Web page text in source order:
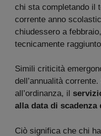
chi sta completando il
corrente anno
chiudessero a
tecnicamente
Simili criticità
dell’annualità
all’ordinanza, il
alla data di scadenza
Ciò significa che chi